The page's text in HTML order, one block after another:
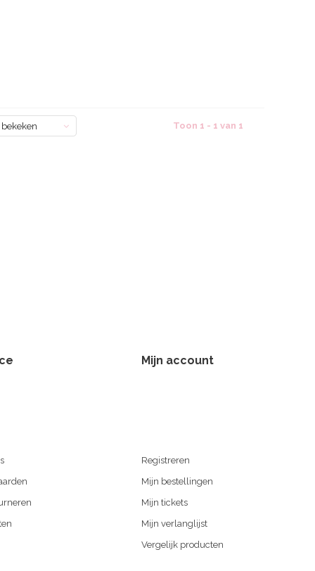
bekeken Toon 1 - 1 van 1
Mijn account
Registreren
Mijn bestellingen
Mijn tickets
Mijn verlanglijst
Vergelijk producten